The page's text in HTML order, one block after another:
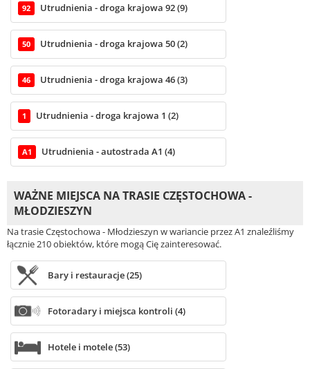
92 Utrudnienia - droga krajowa 92 (9)
50 Utrudnienia - droga krajowa 50 (2)
46 Utrudnienia - droga krajowa 46 (3)
1 Utrudnienia - droga krajowa 1 (2)
A1 Utrudnienia - autostrada A1 (4)
WAŻNE MIEJSCA NA TRASIE CZĘSTOCHOWA -
MŁODZIESZYN
Na trasie Częstochowa - Młodzieszyn w wariancie przez A1 znaleźliśmy
łącznie 210 obiektów, które mogą Cię zainteresować.
Bary i restauracje (25)
Fotoradary i miejsca kontroli (4)
Hotele i motele (53)